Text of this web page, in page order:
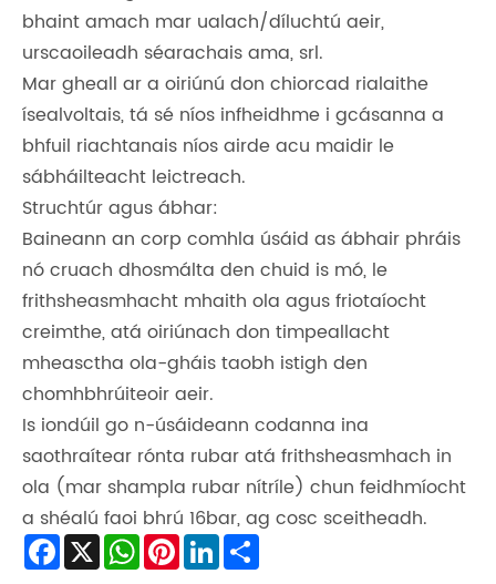
bhaint amach mar ualach/díluchtú aeir,
urscaoileadh séarachais ama, srl.
Mar gheall ar a oiriúnú don chiorcad rialaithe
ísealvoltais, tá sé níos infheidhme i gcásanna a
bhfuil riachtanais níos airde acu maidir le
sábháilteacht leictreach.
Struchtúr agus ábhar:
Baineann an corp comhla úsáid as ábhair phráis
nó cruach dhosmálta den chuid is mó, le
frithsheasmhacht mhaith ola agus friotaíocht
creimthe, atá oiriúnach don timpeallacht
mheasctha ola-gháis taobh istigh den
chomhbhrúiteoir aeir.
Is iondúil go n-úsáideann codanna ina
saothraítear rónta rubar atá frithsheasmhach in
ola (mar shampla rubar nítríle) chun feidhmíocht
a shéalú faoi bhrú 16bar, ag cosc ​​sceitheadh.
Facebook
X WhatsApp
Pinterest
LinkedIn